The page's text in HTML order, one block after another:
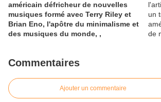
américain défricheur de nouvelles
musiques formé avec Terry Riley et
Brian Eno, l'apôtre du minimalisme et
des musiques du monde, ,
Commentaires
Ajouter un commentaire